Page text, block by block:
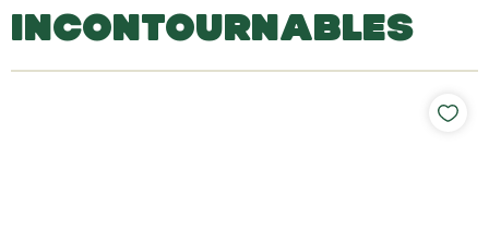
INCONTOURNABLES